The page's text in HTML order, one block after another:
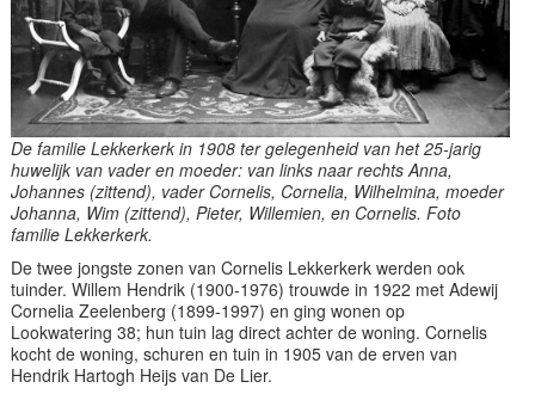
De familie Lekkerkerk in 1908 ter gelegenheid van het 25-jarig
huwelijk van vader en moeder: van links naar rechts Anna,
Johannes (zittend), vader Cornelis, Cornelia, Wilhelmina, moeder
Johanna, Wim (zittend), Pieter, Willemien, en Cornelis. Foto
familie Lekkerkerk.
De twee jongste zonen van Cornelis Lekkerkerk werden ook
tuinder. Willem Hendrik (1900-1976) trouwde in 1922 met Adewij
Cornelia Zeelenberg (1899-1997) en ging wonen op
Lookwatering 38; hun tuin lag direct achter de woning. Cornelis
kocht de woning, schuren en tuin in 1905 van de erven van
Hendrik Hartogh Heijs van De Lier.